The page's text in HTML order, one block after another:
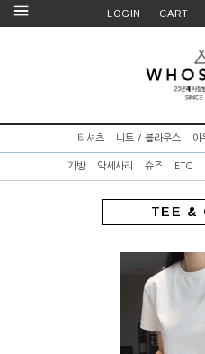
LOGIN CART
티셔츠 니트 / 블라우스 아
가방 악세사리 슈즈 ETC
TEE &